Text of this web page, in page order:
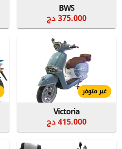
BWS
375.000 دج
غير متوفر
Victoria
415.000 دج